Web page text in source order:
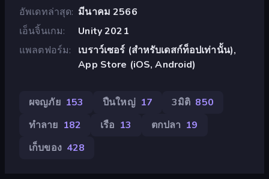
อัพเดทล่าสุด มีนาคม 2566
เอ็นจิ้นเกม
Unity 2021
แพลตฟอร์ม
เบราว์เซอร์ (สำหรับเดสก์ท็อปเท่านั้น),
App Store (iOS, Android)
ผจญภัย 153 ปืนใหญ่ 17 3มิติ 850
ทำลาย 182 เรือ 13 ตกปลา 19
เก็บของ 428